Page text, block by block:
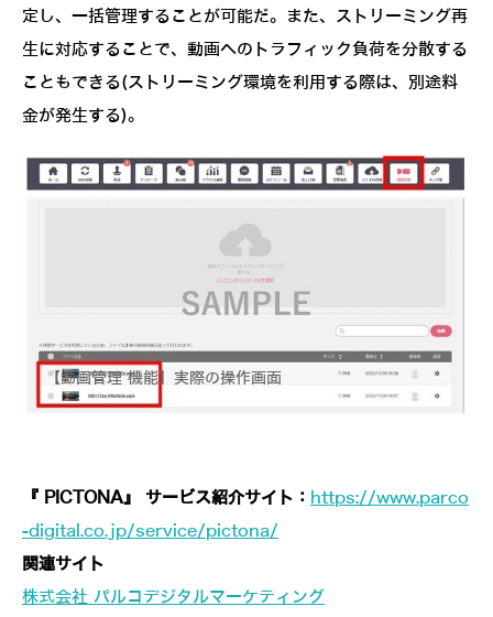
定し、一括管理することが可能だ。また、ストリーミング再
生に対応することで、動画へのトラフィック負荷を分散する
こともできる(ストリーミング環境を利用する際は、別途料
金が発生する)。
【動画管理 機能】実際の操作画面
『 PICTONA』 サービス紹介サイト： https://www.parco
-digital.co.jp/service/pictona/
関連サイト
株式会社 パルコデジタルマーケティング